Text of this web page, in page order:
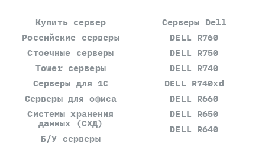
Купить сервер
Российские серверы
Стоечные серверы
Tower серверы
Серверы для 1С
Серверы для офиса
Системы хранения
данных (СХД)
Б/У серверы
Серверы Dell
DELL R760
DELL R750
DELL R740
DELL R740xd
DELL R660
DELL R650
DELL R640